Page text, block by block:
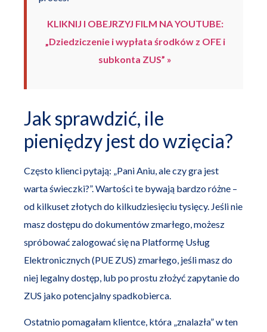
KLIKNIJ I OBEJRZYJ FILM NA YOUTUBE:
„Dziedziczenie i wypłata środków z OFE i
subkonta ZUS” »
Jak sprawdzić, ile
pieniędzy jest do wzięcia?
Często klienci pytają: „Pani Aniu, ale czy gra jest
warta świeczki?”. Wartości te bywają bardzo różne –
od kilkuset złotych do kilkudziesięciu tysięcy. Jeśli nie
masz dostępu do dokumentów zmarłego, możesz
spróbować zalogować się na Platformę Usług
Elektronicznych (PUE ZUS) zmarłego, jeśli masz do
niej legalny dostęp, lub po prostu złożyć zapytanie do
ZUS jako potencjalny spadkobierca.
Ostatnio pomagałam klientce, która „znalazła” w ten